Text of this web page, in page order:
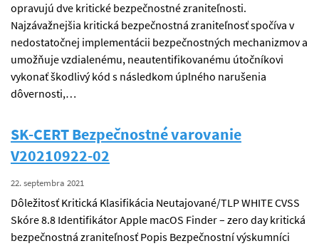
opravujú dve kritické bezpečnostné zraniteľnosti.
Najzávažnejšia kritická bezpečnostná zraniteľnosť spočíva v
nedostatočnej implementácii bezpečnostných mechanizmov a
umožňuje vzdialenému, neautentifikovanému útočníkovi
vykonať škodlivý kód s následkom úplného narušenia
dôvernosti,…
SK-CERT Bezpečnostné varovanie
V20210922-02
22. septembra 2021
Dôležitosť Kritická Klasifikácia Neutajované/TLP WHITE CVSS
Skóre 8.8 Identifikátor Apple macOS Finder – zero day kritická
bezpečnostná zraniteľnosť Popis Bezpečnostní výskumníci